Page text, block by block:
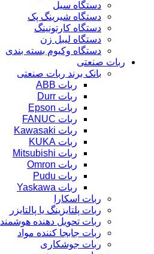
دستگاه سیل
دستگاه شیرینگ پک
دستگاه کارتونینگ
دستگاه لیبل زن
دستگاه وکیوم بسته بندی
ربات صنعتی
بانک برند ربات صنعتی
ربات ABB
ربات Durr
ربات Epson
ربات FANUC
ربات Kawasaki
ربات KUKA
ربات Mitsubishi
ربات Omron
ربات Pudu
ربات Yaskawa
ربات اسکارا
ربات پلتایزینگ یا پالتایزر
ربات تحویل دهنده هوشمند
ربات جابجا کننده مواد
ربات جوشکاری